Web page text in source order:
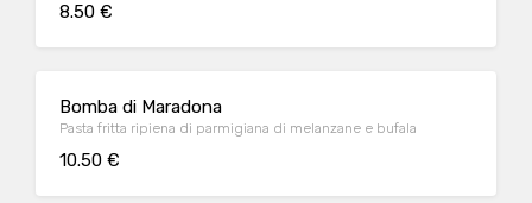
8.50 €
Bomba di Maradona
Pasta fritta ripiena di parmigiana di melanzane e bufala
10.50 €